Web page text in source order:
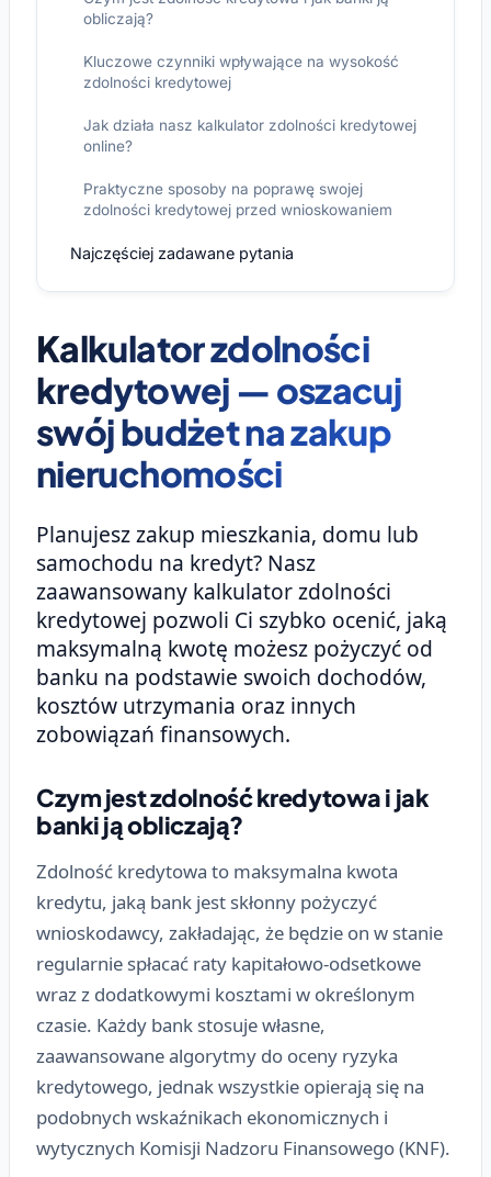
obliczają?
Kluczowe czynniki wpływające na wysokość
zdolności kredytowej
Jak działa nasz kalkulator zdolności kredytowej
online?
Praktyczne sposoby na poprawę swojej
zdolności kredytowej przed wnioskowaniem
Najczęściej zadawane pytania
Kalkulator zdolności
kredytowej — oszacuj
swój budżet na zakup
nieruchomości
Planujesz zakup mieszkania, domu lub
samochodu na kredyt? Nasz
zaawansowany kalkulator zdolności
kredytowej pozwoli Ci szybko ocenić, jaką
maksymalną kwotę możesz pożyczyć od
banku na podstawie swoich dochodów,
kosztów utrzymania oraz innych
zobowiązań finansowych.
Czym jest zdolność kredytowa i jak
banki ją obliczają?
Zdolność kredytowa to maksymalna kwota
kredytu, jaką bank jest skłonny pożyczyć
wnioskodawcy, zakładając, że będzie on w stanie
regularnie spłacać raty kapitałowo-odsetkowe
wraz z dodatkowymi kosztami w określonym
czasie. Każdy bank stosuje własne,
zaawansowane algorytmy do oceny ryzyka
kredytowego, jednak wszystkie opierają się na
podobnych wskaźnikach ekonomicznych i
wytycznych Komisji Nadzoru Finansowego (KNF).